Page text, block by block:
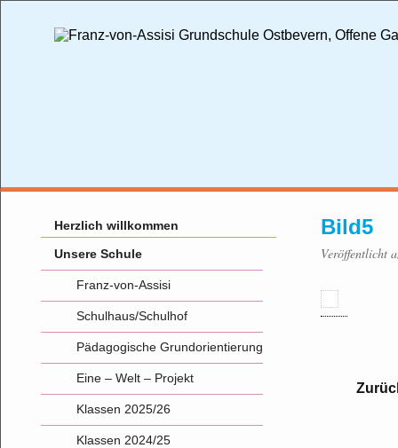
Bild5
Veröffentlicht
Herzlich willkommen
Unsere Schule
Franz-von-Assisi
Schulhaus/Schulhof
Pädagogische Grundorientierung
Eine – Welt – Projekt
Klassen 2025/26
Klassen 2024/25